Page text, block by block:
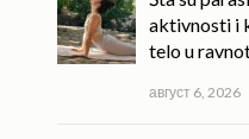
aktivnosti i
telo u
август 6, 2026